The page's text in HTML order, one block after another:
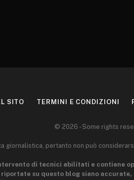
SITO TERMINI E CONDIZIONI
© 2026 - Some rights
giornalistica, pertanto non può
di tecnici abilitati e contiene
su questo blog siano